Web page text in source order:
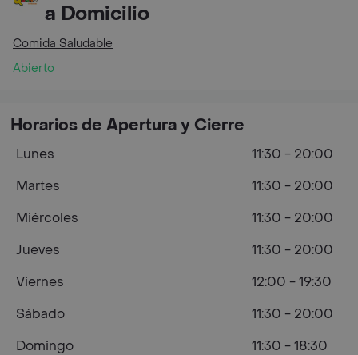
a Domicilio
Comida Saludable
Abierto
Horarios de Apertura y Cierre
Lunes
11:30 - 20:00
Martes
11:30 - 20:00
Miércoles
11:30 - 20:00
Jueves
11:30 - 20:00
Viernes
12:00 - 19:30
Sábado
11:30 - 20:00
Domingo
11:30 - 18:30